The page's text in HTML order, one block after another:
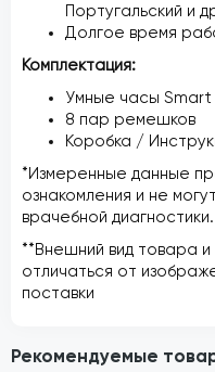
Португальский и
Долгое время
Комплектация:
Умные часы Smart
8 пар ремешков
Коробка /
*Измеренные данные
ознакомления и не
врачебной
**Внешний вид товара и
отличаться от
поставки
Рекомендуемые